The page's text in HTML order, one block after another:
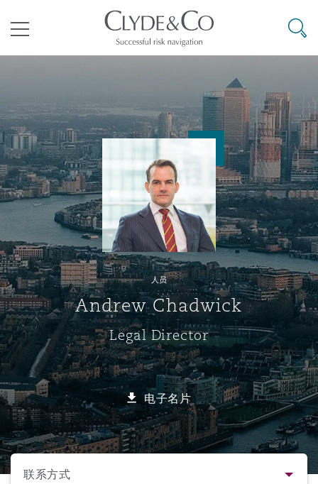
空 Business Jets
Carrier Liability
Commerical Dispute
Debt Recovery
Emergency Response & Crisis
Management
Finance & Leasing
业与咨询
商业
公司
企业、商业与合规保险
数据保护与隐私权
劳动、养老金和移民n
金融
议解决
Commercial Arbitration
Commercial Disputes
Commercial Litigation
源、海洋与贸易
Energy & Natural Resources
Marine
Trade & Commodities
险和再保险
Bermuda Form
Casualty
Corporate, Commercial &
Insurance
Cyber Risk
Employers' & Public Liability
Employment Practices
目和建筑工程
Construction Disputes
环境保护法
基础设施
PPP/PFI
Public Procurement
房地产
管法规与调查
Anti-Bribery & Corruption
Compliance
External Investigations
Financial Services
Fraud & White-Collar Crime
Internal Investigations
候变化
Code
& Co Newton - 解锁智能索赔新模式
议融资
Eco Audit
罗
普敦
累斯萨拉姆
翰内斯堡
罗比 – 联营办公室
谷
京
里斯班
庆
港
隆坡 – 联营办公室
尔本
拉加斯
西哥城
约热内卢
地亚哥 – 联营办公室
保罗
布扎比
罗
哈
拜
达
雅得
特兰大
士顿
尔加里
加哥
拉斯
佛
萨斯城
伯丁
尔法斯特
明翰
里斯托尔
里
柏林（圣史蒂芬绿地大厦）
塞尔多夫
目录
其礼律所事务所
搜寻
人员
Andrew Chadwick
Legal Director
电子名片
选择所需部分
联系方式